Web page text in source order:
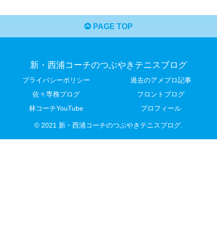
PAGE TOP
新・西浦コーチのつぶやきテニスブログ
プライバシーポリシー
過去のアメブロ記事
佐々専務ブログ
フロントブログ
林コーチYouTube
プロフィール
© 2021 新・西浦コーチのつぶやきテニスブログ.